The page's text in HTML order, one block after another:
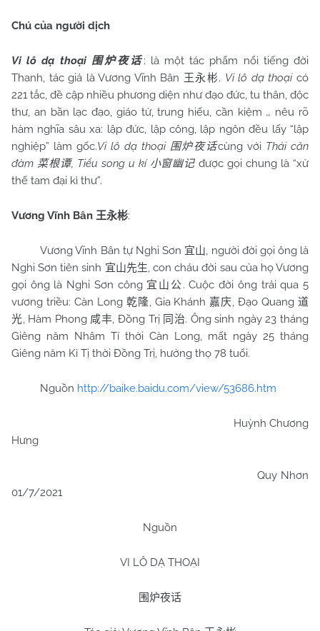
Chú của người dịch
Vi lô dạ thoại 围炉夜话: là một tác phẩm nổi tiếng đời
Thanh, tác giả là Vương Vĩnh Bân 王永彬. Vi lô dạ thoạicó
221 tắc, đề cập nhiều phương diện như đạo đức, tu thân, độc
thư, an bần lạc đạo, giáo tử, trung hiếu, cần kiệm … nêu rõ
hàm nghĩa sâu xa: lập đức, lập công, lập ngôn đều lấy “lập
nghiệp” làm gốc.Vi lô dạ thoại 围炉夜话cùng với Thái căn
đàm 菜根谭, Tiểu song u kí 小窗幽记 được gọi chung là “xử
thế tam đại kì thư”.
Vương Vĩnh Bân 王永彬:
Vương Vĩnh Bân tự Nghi Sơn 宜山, người đời gọi ông là
Nghi Sơn tiên sinh 宜山先生, con cháu đời sau của họ Vương
gọi ông là Nghi Sơn công 宜山公. Cuộc đời ông trải qua 5
vương triều: Càn Long 乾隆, Gia Khánh 嘉庆, Đạo Quang道
光, Hàm Phong 咸丰, Đồng Trị 同治. Ông sinh ngày 23 tháng
Giêng năm Nhâm Tí thời Càn Long, mất ngày 25 tháng
Giêng năm Kỉ Tị thời Đồng Trị, hưởng thọ 78 tuổi.
Nguồn http://baike.baidu.com/view/53686.htm
Huỳnh Chương
Hưng
Quy Nhơn
01/7/2021
Nguồn
VI LÔ DẠ THOẠI
围炉夜话